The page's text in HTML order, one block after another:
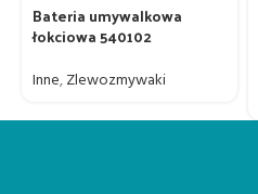
Bateria umywalkowa
łokciowa 540102
Inne,Zlewozmywaki